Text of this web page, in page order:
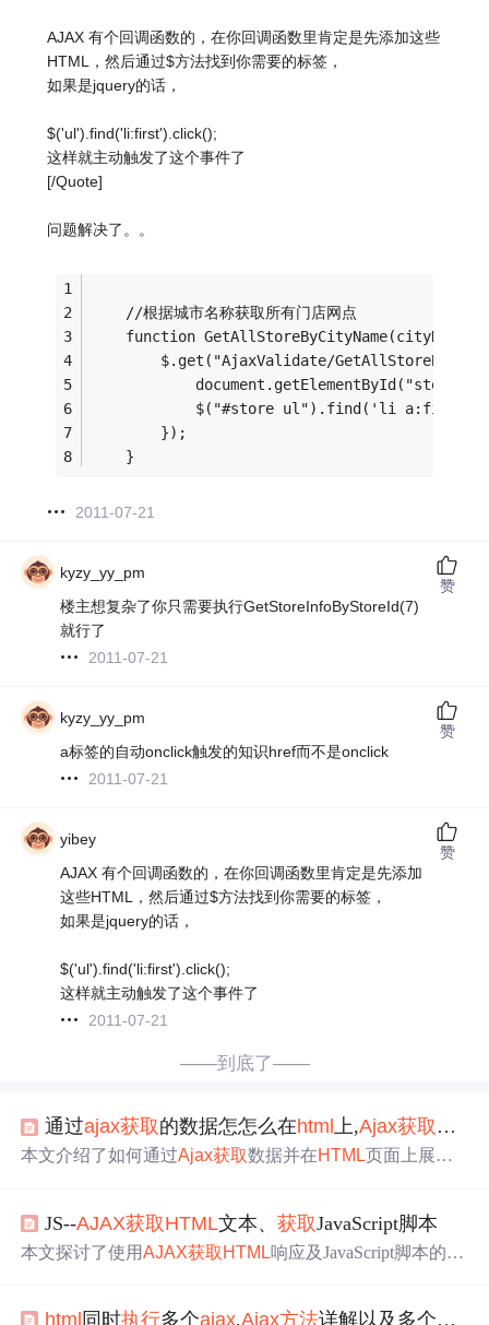
AJAX 有个回调函数的，在你回调函数里肯定是先添加这些
HTML，然后通过$方法找到你需要的标签，
如果是jquery的话，
$('ul').find('li:first').click();
这样就主动触发了这个事件了
[/Quote]
问题解决了。。
    //根据城市名称获取所有门店网点
function GetAllStoreByCityName(cityName)
$.get("AjaxValidate/
$("#store ul").find('li
        });
    }
2011-07-21
kyzy_yy_pm
楼主想复杂了你只需要执行GetStoreInfoByStoreId(7)
就行了
2011-07-21
赞
kyzy_yy_pm
a标签的自动onclick触发的知识href而不是onclick
2011-07-21
赞
yibey
AJAX 有个回调函数的，在你回调函数里肯定是先添加
这些HTML，然后通过$方法找到你需要的标签，
如果是jquery的话，
$('ul').find('li:first').click();
这样就主动触发了这个事件了
2011-07-21
赞
——到底了——
通过ajax获取的数据怎怎么在html上,Ajax获取 数据
本文介绍了如何通过Ajax获取数据并在HTML页面上展
请求获取数据，并使用模板引擎渲染列表。后端接收到请
求，处理数据并返回，前端接收到数据后更新页面内容。
JS--AJAX获取HTML文本、获取JavaScript脚本
本文探讨了使用AJAX获取 HTML响应及JavaScript脚本的方
html 同时执行多个ajax,Ajax方法详解以及多个Ajax